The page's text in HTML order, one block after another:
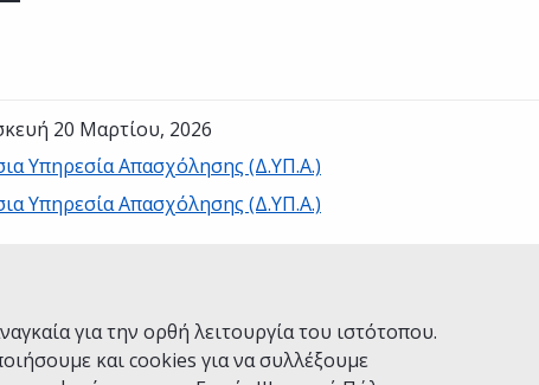
για την ορθή λειτουργία του ιστότοπου.
και cookies για να συλλέξουμε
20 Μαρτίου, 2026
Υπηρεσία Απασχόλησης (Δ.ΥΠ.Α.)
Υπηρεσία Απασχόλησης (Δ.ΥΠ.Α.)